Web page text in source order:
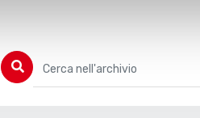
Cerca
Cerca nell'archivio